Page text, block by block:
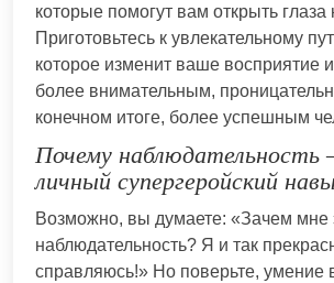
которые помогут вам открыть глаза
Приготовьтесь к увлекательному
которое изменит ваше восприятие
более внимательным,
конечном итоге, более успешным
Почему наблюдательность
личный супергеройский
Возможно, вы думаете: «Зачем мне
наблюдательность? Я и так
справляюсь!» Но поверьте, умение